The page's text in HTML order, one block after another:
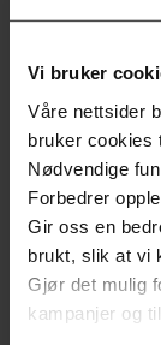
Vi bruker
Våre nettsider
bruker cookies
Nødvendige
Forbedrer
Gir oss en
brukt, slik at vi
Gjør det mulig
kampanjer og